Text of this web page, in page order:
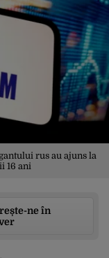
rus au ajuns la
16 ani
ne în